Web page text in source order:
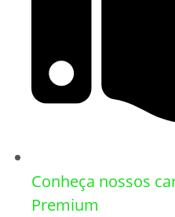
Conheça nossos
Premium​